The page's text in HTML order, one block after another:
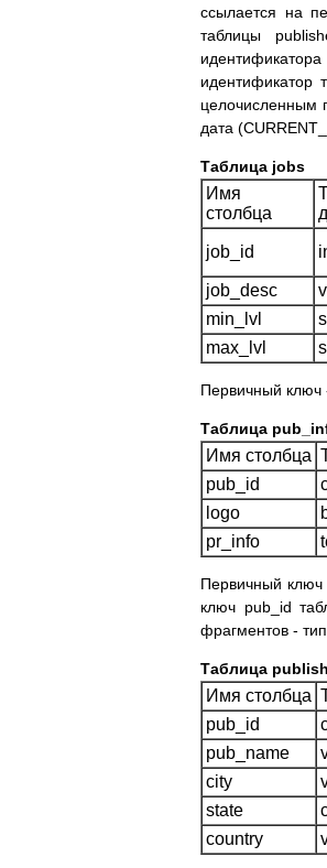
ссылается на
таблицы
идентификатор
целочисленным
дата
Таблица jobs
Имя
столбца
job_id
job_desc
min_lvl
max_lvl
Первичный ключ
Таблица
Имя столбца
pub_id
logo
pr_info
Первичный
ключ pub_id
фрагментов -
Таблица
Имя столбца
pub_id
pub_name
city
state
country